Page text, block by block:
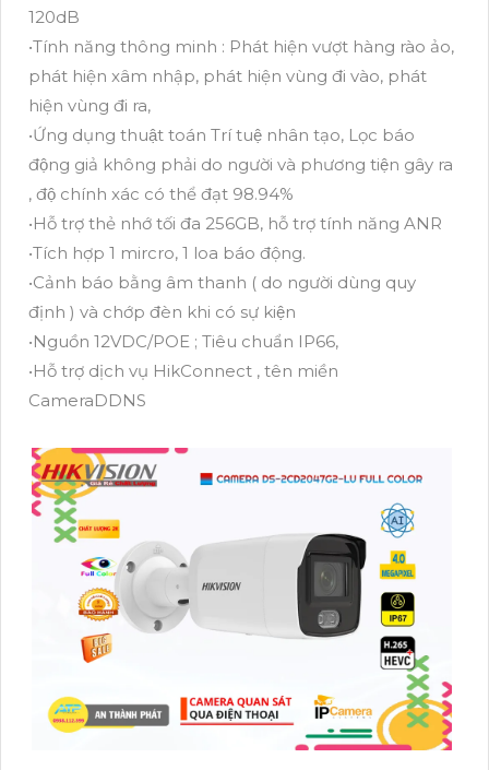
120dB
•Tính năng thông minh : Phát hiện vượt hàng rào ảo,
phát hiện xâm nhập, phát hiện vùng đi vào, phát
hiện vùng đi ra,
•Ứng dụng thuật toán Trí tuệ nhân tạo, Lọc báo
động giả không phải do người và phương tiện gây ra
, độ chính xác có thể đạt 98.94%
•Hỗ trợ thẻ nhớ tối đa 256GB, hỗ trợ tính năng ANR
•Tích hợp 1 mircro, 1 loa báo động.
•Cảnh báo bằng âm thanh ( do người dùng quy
định ) và chớp đèn khi có sự kiện
•Nguồn 12VDC/POE ; Tiêu chuẩn IP66,
•Hỗ trợ dịch vụ HikConnect , tên miền
CameraDDNS